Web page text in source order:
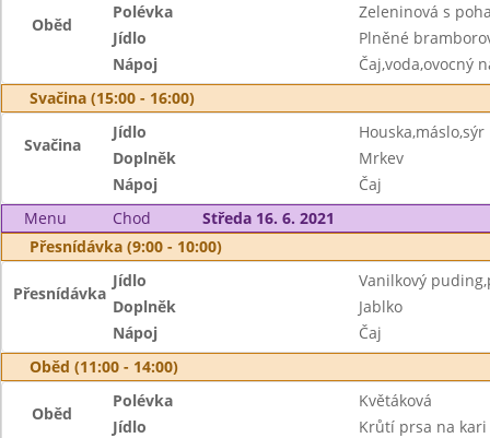
Oběd
Polévka
Zeleninová s
Jídlo
Plněné
Nápoj
Čaj,voda,ovocný
Svačina (15:00 - 16:00)
Svačina
Jídlo
Houska,máslo,sýr
Doplněk
Mrkev
Nápoj
Čaj
Menu
Chod
Středa 16. 6. 2021
Přesnídávka (9:00 - 10:00)
Přesnídávka
Jídlo
Vanilkový
Doplněk
Jablko
Nápoj
Čaj
Oběd (11:00 - 14:00)
Oběd
Polévka
Květáková
Jídlo
Krůtí prsa na kari